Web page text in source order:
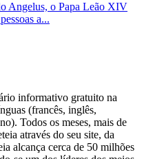
Angelus, o Papa Leão XIV
a...
informativo gratuito na
(francês, inglês,
Todos os meses, mais de
através do seu site, da
alcança cerca de 50 milhões